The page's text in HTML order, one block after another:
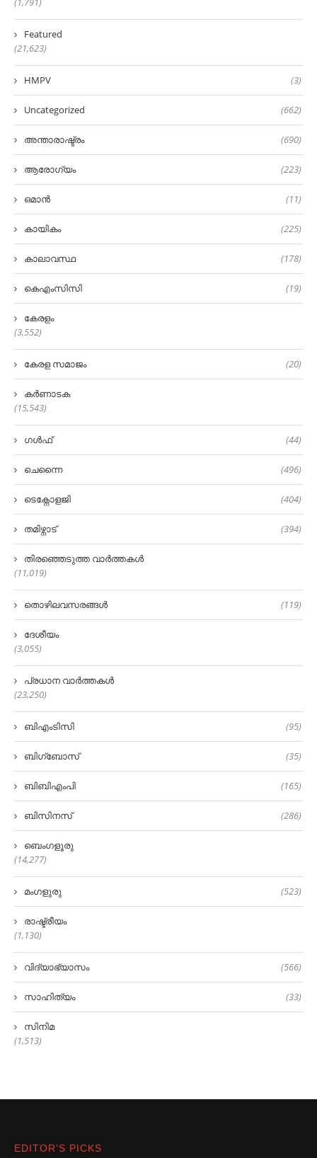
Featured
(21,623)
HMPV (3)
Uncategorized (662)
അന്താരാഷ്ട്രം (690)
ആരോഗ്യം (223)
ഒമാൻ (11)
കായികം (225)
കാലാവസ്ഥ (178)
കെഎംസിസി (19)
കേരളം
(3,552)
കേരള സമാജം (20)
കർണാടക
(15,543)
ഗൾഫ് (44)
ചെന്നൈ (496)
ടെക്നോളജി (404)
തമിഴ്നാട് (394)
തിരഞ്ഞെടുത്ത വാർത്തകൾ
(11,019)
തൊഴിലവസരങ്ങൾ (119)
ദേശീയം
(3,055)
പ്രധാന വാർത്തകൾ
(23,250)
ബിഎംടിസി (95)
ബിഗ്‌ബോസ് (35)
ബിബിഎംപി (165)
ബിസിനസ് (286)
ബെംഗളൂരു
(14,277)
മംഗളുരു (523)
രാഷ്ട്രീയം
(1,130)
വിദ്യാഭ്യാസം (566)
സാഹിത്യം (33)
സിനിമ
(1,513)
EDITOR’S PICKS